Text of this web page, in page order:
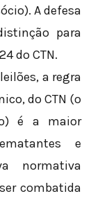
A defesa
para
do CTN.
a regra
do CTN (o
é a maior
e
normativa
combatida